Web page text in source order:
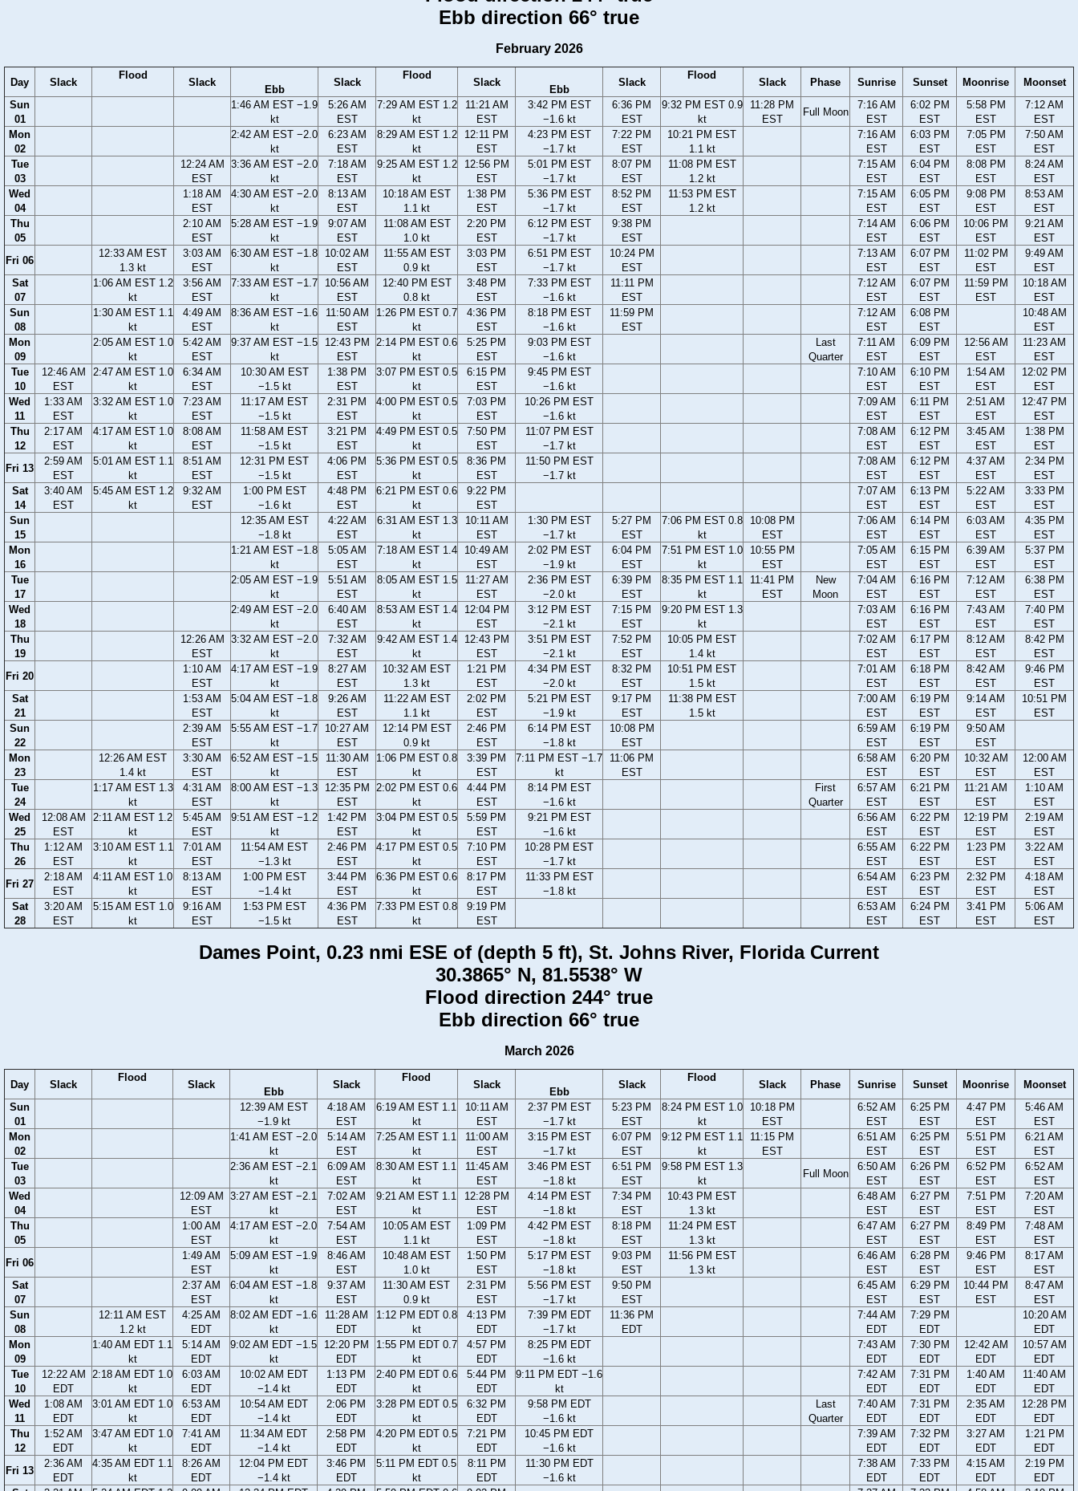
Ebb direction 66° true
February 2026
Day Slack
Flood
Slack
Ebb
Slack
Flood
Slack
Ebb
Slack
Flood
Slack Phase Sunrise Sunset Moonrise
Moonset
Sun
01
1:46 AM EST −1.9
kt
5:26 AM
EST
7:29 AM EST 1.2
kt
11:21 AM
EST
3:42 PM EST
−1.6 kt
6:36 PM
EST
9:32 PM EST 0.9
kt
11:28 PM
EST
Full Moon
7:16 AM
EST
6:02 PM
EST
5:58 PM
EST
7:12 AM
EST
Mon
02
2:42 AM EST −2.0
kt
6:23 AM
EST
8:29 AM EST 1.2
kt
12:11 PM
EST
4:23 PM EST
−1.7 kt
7:22 PM
EST
10:21 PM EST
1.1 kt
7:16 AM
EST
6:03 PM
EST
7:05 PM
EST
7:50 AM
EST
Tue
03
12:24 AM
EST
3:36 AM EST −2.0
kt
7:18 AM
EST
9:25 AM EST 1.2
kt
12:56 PM
EST
5:01 PM EST
−1.7 kt
8:07 PM
EST
11:08 PM EST
1.2 kt
7:15 AM
EST
6:04 PM
EST
8:08 PM
EST
8:24 AM
EST
Wed
04
1:18 AM
EST
4:30 AM EST −2.0
kt
8:13 AM
EST
10:18 AM EST
1.1 kt
1:38 PM
EST
5:36 PM EST
−1.7 kt
8:52 PM
EST
11:53 PM EST
1.2 kt
7:15 AM
EST
6:05 PM
EST
9:08 PM
EST
8:53 AM
EST
Thu
05
2:10 AM
EST
5:28 AM EST −1.9
kt
9:07 AM
EST
11:08 AM EST
1.0 kt
2:20 PM
EST
6:12 PM EST
−1.7 kt
9:38 PM
EST
7:14 AM
EST
6:06 PM
EST
10:06 PM
EST
9:21 AM
EST
Fri 06
12:33 AM EST
1.3 kt
3:03 AM
EST
6:30 AM EST −1.8
kt
10:02 AM
EST
11:55 AM EST
0.9 kt
3:03 PM
EST
6:51 PM EST
−1.7 kt
10:24 PM
EST
7:13 AM
EST
6:07 PM
EST
11:02 PM
EST
9:49 AM
EST
Sat
07
1:06 AM EST 1.2
kt
3:56 AM
EST
7:33 AM EST −1.7
kt
10:56 AM
EST
12:40 PM EST
0.8 kt
3:48 PM
EST
7:33 PM EST
−1.6 kt
11:11 PM
EST
7:12 AM
EST
6:07 PM
EST
11:59 PM
EST
10:18 AM
EST
Sun
08
1:30 AM EST 1.1
kt
4:49 AM
EST
8:36 AM EST −1.6
kt
11:50 AM
EST
1:26 PM EST 0.7
kt
4:36 PM
EST
8:18 PM EST
−1.6 kt
11:59 PM
EST
7:12 AM
EST
6:08 PM
EST
10:48 AM
EST
Mon
09
2:05 AM EST 1.0
kt
5:42 AM
EST
9:37 AM EST −1.5
kt
12:43 PM
EST
2:14 PM EST 0.6
kt
5:25 PM
EST
9:03 PM EST
−1.6 kt
Last
Quarter
7:11 AM
EST
6:09 PM
EST
12:56 AM
EST
11:23 AM
EST
Tue
10
12:46 AM
EST
2:47 AM EST 1.0
kt
6:34 AM
EST
10:30 AM EST
−1.5 kt
1:38 PM
EST
3:07 PM EST 0.5
kt
6:15 PM
EST
9:45 PM EST
−1.6 kt
7:10 AM
EST
6:10 PM
EST
1:54 AM
EST
12:02 PM
EST
Wed
11
1:33 AM
EST
3:32 AM EST 1.0
kt
7:23 AM
EST
11:17 AM EST
−1.5 kt
2:31 PM
EST
4:00 PM EST 0.5
kt
7:03 PM
EST
10:26 PM EST
−1.6 kt
7:09 AM
EST
6:11 PM
EST
2:51 AM
EST
12:47 PM
EST
Thu
12
2:17 AM
EST
4:17 AM EST 1.0
kt
8:08 AM
EST
11:58 AM EST
−1.5 kt
3:21 PM
EST
4:49 PM EST 0.5
kt
7:50 PM
EST
11:07 PM EST
−1.7 kt
7:08 AM
EST
6:12 PM
EST
3:45 AM
EST
1:38 PM
EST
Fri 13
2:59 AM
EST
5:01 AM EST 1.1
kt
8:51 AM
EST
12:31 PM EST
−1.5 kt
4:06 PM
EST
5:36 PM EST 0.5
kt
8:36 PM
EST
11:50 PM EST
−1.7 kt
7:08 AM
EST
6:12 PM
EST
4:37 AM
EST
2:34 PM
EST
Sat
14
3:40 AM
EST
5:45 AM EST 1.2
kt
9:32 AM
EST
1:00 PM EST
−1.6 kt
4:48 PM
EST
6:21 PM EST 0.6
kt
9:22 PM
EST
7:07 AM
EST
6:13 PM
EST
5:22 AM
EST
3:33 PM
EST
Sun
15
12:35 AM EST
−1.8 kt
4:22 AM
EST
6:31 AM EST 1.3
kt
10:11 AM
EST
1:30 PM EST
−1.7 kt
5:27 PM
EST
7:06 PM EST 0.8
kt
10:08 PM
EST
7:06 AM
EST
6:14 PM
EST
6:03 AM
EST
4:35 PM
EST
Mon
16
1:21 AM EST −1.8
kt
5:05 AM
EST
7:18 AM EST 1.4
kt
10:49 AM
EST
2:02 PM EST
−1.9 kt
6:04 PM
EST
7:51 PM EST 1.0
kt
10:55 PM
EST
7:05 AM
EST
6:15 PM
EST
6:39 AM
EST
5:37 PM
EST
Tue
17
2:05 AM EST −1.9
kt
5:51 AM
EST
8:05 AM EST 1.5
kt
11:27 AM
EST
2:36 PM EST
−2.0 kt
6:39 PM
EST
8:35 PM EST 1.1
kt
11:41 PM
EST
New
Moon
7:04 AM
EST
6:16 PM
EST
7:12 AM
EST
6:38 PM
EST
Wed
18
2:49 AM EST −2.0
kt
6:40 AM
EST
8:53 AM EST 1.4
kt
12:04 PM
EST
3:12 PM EST
−2.1 kt
7:15 PM
EST
9:20 PM EST 1.3
kt
7:03 AM
EST
6:16 PM
EST
7:43 AM
EST
7:40 PM
EST
Thu
19
12:26 AM
EST
3:32 AM EST −2.0
kt
7:32 AM
EST
9:42 AM EST 1.4
kt
12:43 PM
EST
3:51 PM EST
−2.1 kt
7:52 PM
EST
10:05 PM EST
1.4 kt
7:02 AM
EST
6:17 PM
EST
8:12 AM
EST
8:42 PM
EST
Fri 20
1:10 AM
EST
4:17 AM EST −1.9
kt
8:27 AM
EST
10:32 AM EST
1.3 kt
1:21 PM
EST
4:34 PM EST
−2.0 kt
8:32 PM
EST
10:51 PM EST
1.5 kt
7:01 AM
EST
6:18 PM
EST
8:42 AM
EST
9:46 PM
EST
Sat
21
1:53 AM
EST
5:04 AM EST −1.8
kt
9:26 AM
EST
11:22 AM EST
1.1 kt
2:02 PM
EST
5:21 PM EST
−1.9 kt
9:17 PM
EST
11:38 PM EST
1.5 kt
7:00 AM
EST
6:19 PM
EST
9:14 AM
EST
10:51 PM
EST
Sun
22
2:39 AM
EST
5:55 AM EST −1.7
kt
10:27 AM
EST
12:14 PM EST
0.9 kt
2:46 PM
EST
6:14 PM EST
−1.8 kt
10:08 PM
EST
6:59 AM
EST
6:19 PM
EST
9:50 AM
EST
Mon
23
12:26 AM EST
1.4 kt
3:30 AM
EST
6:52 AM EST −1.5
kt
11:30 AM
EST
1:06 PM EST 0.8
kt
3:39 PM
EST
7:11 PM EST −1.7
kt
11:06 PM
EST
6:58 AM
EST
6:20 PM
EST
10:32 AM
EST
12:00 AM
EST
Tue
24
1:17 AM EST 1.3
kt
4:31 AM
EST
8:00 AM EST −1.3
kt
12:35 PM
EST
2:02 PM EST 0.6
kt
4:44 PM
EST
8:14 PM EST
−1.6 kt
First
Quarter
6:57 AM
EST
6:21 PM
EST
11:21 AM
EST
1:10 AM
EST
Wed
25
12:08 AM
EST
2:11 AM EST 1.2
kt
5:45 AM
EST
9:51 AM EST −1.2
kt
1:42 PM
EST
3:04 PM EST 0.5
kt
5:59 PM
EST
9:21 PM EST
−1.6 kt
6:56 AM
EST
6:22 PM
EST
12:19 PM
EST
2:19 AM
EST
Thu
26
1:12 AM
EST
3:10 AM EST 1.1
kt
7:01 AM
EST
11:54 AM EST
−1.3 kt
2:46 PM
EST
4:17 PM EST 0.5
kt
7:10 PM
EST
10:28 PM EST
−1.7 kt
6:55 AM
EST
6:22 PM
EST
1:23 PM
EST
3:22 AM
EST
Fri 27
2:18 AM
EST
4:11 AM EST 1.0
kt
8:13 AM
EST
1:00 PM EST
−1.4 kt
3:44 PM
EST
6:36 PM EST 0.6
kt
8:17 PM
EST
11:33 PM EST
−1.8 kt
6:54 AM
EST
6:23 PM
EST
2:32 PM
EST
4:18 AM
EST
Sat
28
3:20 AM
EST
5:15 AM EST 1.0
kt
9:16 AM
EST
1:53 PM EST
−1.5 kt
4:36 PM
EST
7:33 PM EST 0.8
kt
9:19 PM
EST
6:53 AM
EST
6:24 PM
EST
3:41 PM
EST
5:06 AM
EST
Dames Point, 0.23 nmi ESE of (depth 5 ft), St. Johns River, Florida Current
30.3865° N, 81.5538° W
Flood direction 244° true
Ebb direction 66° true
March 2026
Day Slack
Flood
Slack
Ebb
Slack
Flood
Slack
Ebb
Slack
Flood
Slack Phase Sunrise Sunset Moonrise
Moonset
Sun
01
12:39 AM EST
−1.9 kt
4:18 AM
EST
6:19 AM EST 1.1
kt
10:11 AM
EST
2:37 PM EST
−1.7 kt
5:23 PM
EST
8:24 PM EST 1.0
kt
10:18 PM
EST
6:52 AM
EST
6:25 PM
EST
4:47 PM
EST
5:46 AM
EST
Mon
02
1:41 AM EST −2.0
kt
5:14 AM
EST
7:25 AM EST 1.1
kt
11:00 AM
EST
3:15 PM EST
−1.7 kt
6:07 PM
EST
9:12 PM EST 1.1
kt
11:15 PM
EST
6:51 AM
EST
6:25 PM
EST
5:51 PM
EST
6:21 AM
EST
Tue
03
2:36 AM EST −2.1
kt
6:09 AM
EST
8:30 AM EST 1.1
kt
11:45 AM
EST
3:46 PM EST
−1.8 kt
6:51 PM
EST
9:58 PM EST 1.3
kt
Full Moon
6:50 AM
EST
6:26 PM
EST
6:52 PM
EST
6:52 AM
EST
Wed
04
12:09 AM
EST
3:27 AM EST −2.1
kt
7:02 AM
EST
9:21 AM EST 1.1
kt
12:28 PM
EST
4:14 PM EST
−1.8 kt
7:34 PM
EST
10:43 PM EST
1.3 kt
6:48 AM
EST
6:27 PM
EST
7:51 PM
EST
7:20 AM
EST
Thu
05
1:00 AM
EST
4:17 AM EST −2.0
kt
7:54 AM
EST
10:05 AM EST
1.1 kt
1:09 PM
EST
4:42 PM EST
−1.8 kt
8:18 PM
EST
11:24 PM EST
1.3 kt
6:47 AM
EST
6:27 PM
EST
8:49 PM
EST
7:48 AM
EST
Fri 06
1:49 AM
EST
5:09 AM EST −1.9
kt
8:46 AM
EST
10:48 AM EST
1.0 kt
1:50 PM
EST
5:17 PM EST
−1.8 kt
9:03 PM
EST
11:56 PM EST
1.3 kt
6:46 AM
EST
6:28 PM
EST
9:46 PM
EST
8:17 AM
EST
Sat
07
2:37 AM
EST
6:04 AM EST −1.8
kt
9:37 AM
EST
11:30 AM EST
0.9 kt
2:31 PM
EST
5:56 PM EST
−1.7 kt
9:50 PM
EST
6:45 AM
EST
6:29 PM
EST
10:44 PM
EST
8:47 AM
EST
Sun
08
12:11 AM EST
1.2 kt
4:25 AM
EDT
8:02 AM EDT −1.6
kt
11:28 AM
EDT
1:12 PM EDT 0.8
kt
4:13 PM
EDT
7:39 PM EDT
−1.7 kt
11:36 PM
EDT
7:44 AM
EDT
7:29 PM
EDT
10:20 AM
EDT
Mon
09
1:40 AM EDT 1.1
kt
5:14 AM
EDT
9:02 AM EDT −1.5
kt
12:20 PM
EDT
1:55 PM EDT 0.7
kt
4:57 PM
EDT
8:25 PM EDT
−1.6 kt
7:43 AM
EDT
7:30 PM
EDT
12:42 AM
EDT
10:57 AM
EDT
Tue
10
12:22 AM
EDT
2:18 AM EDT 1.0
kt
6:03 AM
EDT
10:02 AM EDT
−1.4 kt
1:13 PM
EDT
2:40 PM EDT 0.6
kt
5:44 PM
EDT
9:11 PM EDT −1.6
kt
7:42 AM
EDT
7:31 PM
EDT
1:40 AM
EDT
11:40 AM
EDT
Wed
11
1:08 AM
EDT
3:01 AM EDT 1.0
kt
6:53 AM
EDT
10:54 AM EDT
−1.4 kt
2:06 PM
EDT
3:28 PM EDT 0.5
kt
6:32 PM
EDT
9:58 PM EDT
−1.6 kt
Last
Quarter
7:40 AM
EDT
7:31 PM
EDT
2:35 AM
EDT
12:28 PM
EDT
Thu
12
1:52 AM
EDT
3:47 AM EDT 1.0
kt
7:41 AM
EDT
11:34 AM EDT
−1.4 kt
2:58 PM
EDT
4:20 PM EDT 0.5
kt
7:21 PM
EDT
10:45 PM EDT
−1.6 kt
7:39 AM
EDT
7:32 PM
EDT
3:27 AM
EDT
1:21 PM
EDT
Fri 13
2:36 AM
EDT
4:35 AM EDT 1.1
kt
8:26 AM
EDT
12:04 PM EDT
−1.4 kt
3:46 PM
EDT
5:11 PM EDT 0.5
kt
8:11 PM
EDT
11:30 PM EDT
−1.6 kt
7:38 AM
EDT
7:33 PM
EDT
4:15 AM
EDT
2:19 PM
EDT